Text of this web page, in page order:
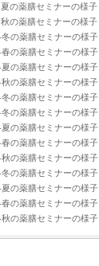
の薬膳セミナーの様子
の薬膳セミナーの様子
の薬膳セミナーの様子
の薬膳セミナーの様子
の薬膳セミナーの様子
の薬膳セミナーの様子
の薬膳セミナーの様子
の薬膳セミナーの様子
の薬膳セミナーの様子
の薬膳セミナーの様子
の薬膳セミナーの様子
の薬膳セミナーの様子
の薬膳セミナーの様子
の薬膳セミナーの様子
の薬膳セミナーの様子